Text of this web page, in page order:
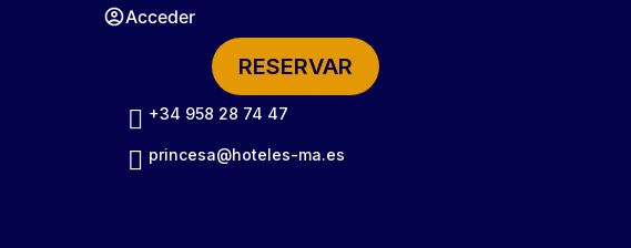
Acceder
RESERVAR
+34 958 28 74 47
princesa@hoteles-ma.es